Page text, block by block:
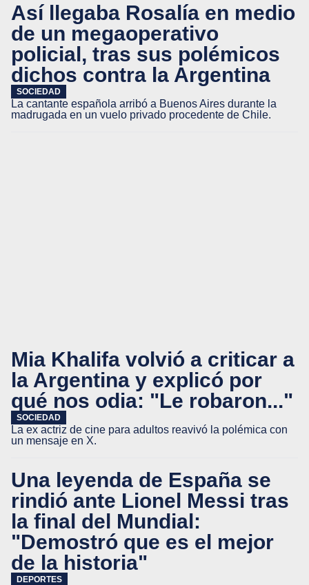
Así llegaba Rosalía en medio
de un megaoperativo
policial, tras sus polémicos
dichos contra la Argentina
SOCIEDAD
La cantante española arribó a Buenos Aires durante la
madrugada en un vuelo privado procedente de Chile.
Mia Khalifa volvió a criticar a
la Argentina y explicó por
qué nos odia: "Le robaron..."
SOCIEDAD
La ex actriz de cine para adultos reavivó la polémica con
un mensaje en X.
Una leyenda de España se
rindió ante Lionel Messi tras
la final del Mundial:
"Demostró que es el mejor
de la historia"
DEPORTES